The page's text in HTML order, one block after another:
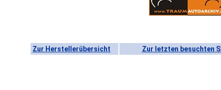
Zur Herstellerübersicht Zur letzten besuchten